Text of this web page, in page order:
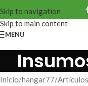
Skip to navigation
Skip to main content
MENU
Inicio/hangar77/